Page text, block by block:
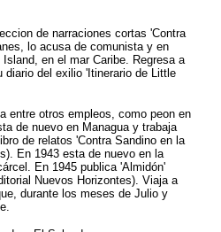
de narraciones cortas 'Contra
lo acusa de comunista y en
en el mar Caribe. Regresa a
diario del exilio 'Itinerario de Little
entre otros empleos, como peon en
de nuevo en Managua y trabaja
de relatos 'Contra Sandino en la
En 1943 esta de nuevo en la
En 1945 publica 'Almidón'
Nuevos Horizontes). Viaja a
durante los meses de Julio y